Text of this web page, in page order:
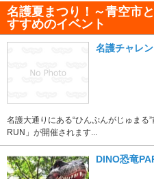
名護夏まつり！～青空市
すすめのイベント
名護チャレ
名護大通りにある“ひんぷんがじゅまる
RUN」が開催されます...
DINO恐竜